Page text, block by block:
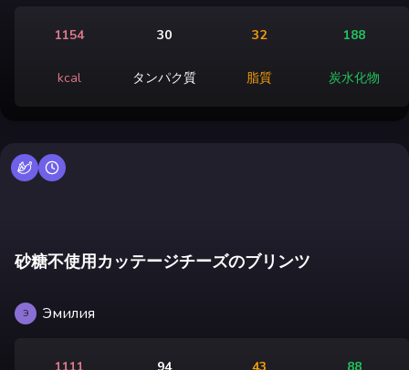
1154
kcal
30
タンパク質
32
脂質
188
炭水化物
砂糖不使用カッテージチーズのブリンツ
Э Эмилия